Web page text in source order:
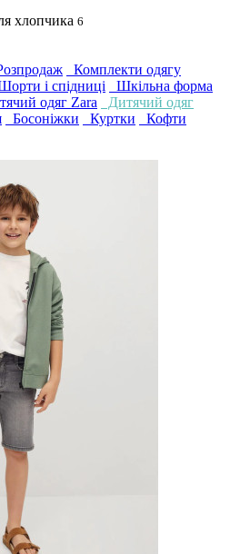
хлопчика 6
Комплекти одягу
і спідниці
Шкільна форма
одяг Zara
Дитячий одяг
Босоніжки Куртки
Кофти